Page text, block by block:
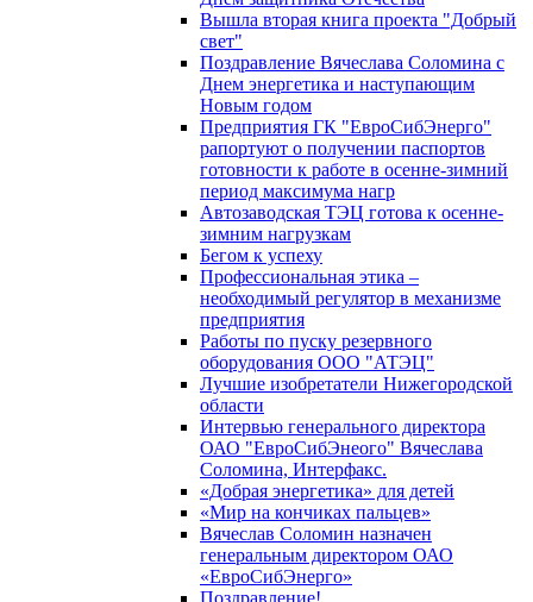
Вышла вторая книга проекта "Добрый
свет"
Поздравление Вячеслава Соломина с
Днем энергетика и наступающим
Новым годом
Предприятия ГК "ЕвроСибЭнерго"
рапортуют о получении паспортов
готовности к работе в осенне-зимний
период максимума нагр
Автозаводская ТЭЦ готова к осенне-
зимним нагрузкам
Бегом к успеху
Профессиональная этика –
необходимый регулятор в механизме
предприятия
Работы по пуску резервного
оборудования ООО "АТЭЦ"
Лучшие изобретатели Нижегородской
области
Интервью генерального директора
ОАО "ЕвроСибЭнеого" Вячеслава
Соломина, Интерфакс.
«Добрая энергетика» для детей
«Мир на кончиках пальцев»
Вячеслав Соломин назначен
генеральным директором ОАО
«ЕвроСибЭнерго»